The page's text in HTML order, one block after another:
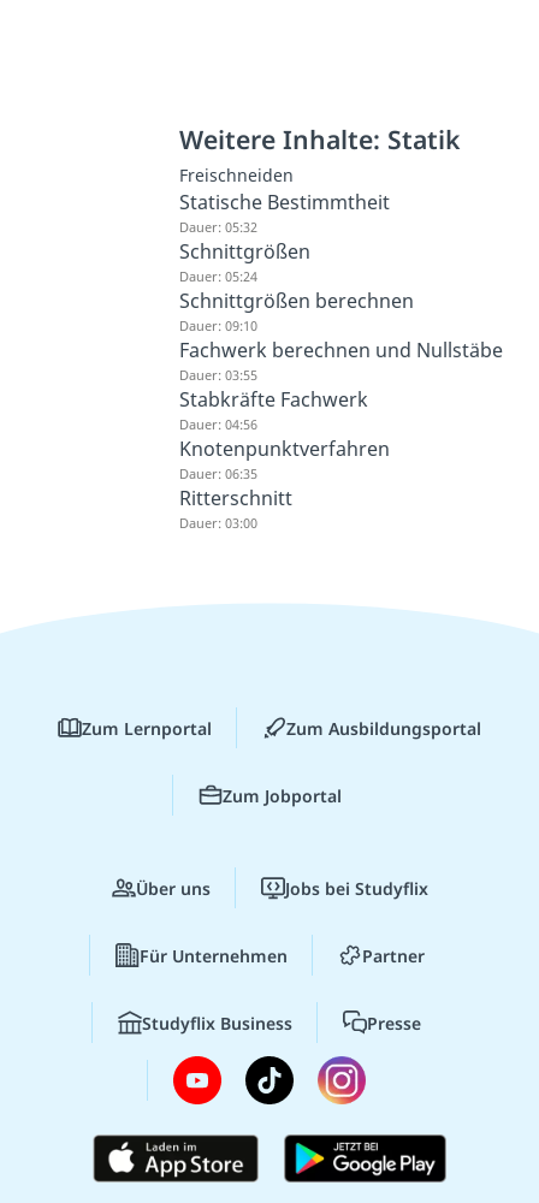
Weitere Inhalte: Statik
Freischneiden
Statische Bestimmtheit
Dauer: 05:32
Schnittgrößen
Dauer: 05:24
Schnittgrößen berechnen
Dauer: 09:10
Fachwerk berechnen und Nullstäbe
Dauer: 03:55
Stabkräfte Fachwerk
Dauer: 04:56
Knotenpunktverfahren
Dauer: 06:35
Ritterschnitt
Dauer: 03:00
Zum Lernportal Zum Ausbildungsportal
Zum Jobportal
Über uns Jobs bei Studyflix
Für Unternehmen Partner
Studyflix Business Presse